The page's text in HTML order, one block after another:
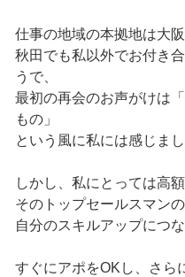
仕事の地域の本拠地は大阪
秋田でも私以外でお付き
うで、
最初の再会のお声がけは
もの」
という風に私には感じまし
しかし、私にとっては高
そのトップセールスマン
自分のスキルアップにつ
すぐにアポをOKし、さら